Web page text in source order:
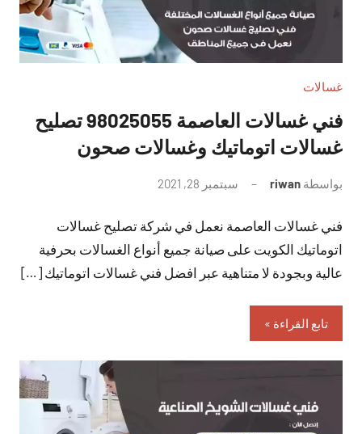
غسالات
فني غسالات العاصمة 98025055 تصليح
غسالات اتوماتيك وغسالات صحون
بواسطة riwan سبتمبر 28, 2021
تعليقات
فني غسالات العاصمة نعمل في شركة تصليح غسالات
اتوماتيك الكويت على صيانة جميع أنواع الغسالات بحرفية
عالية وبجودة لا متناهية عبر افضل فني غسالات اتوماتيك […]
تابع القراءة